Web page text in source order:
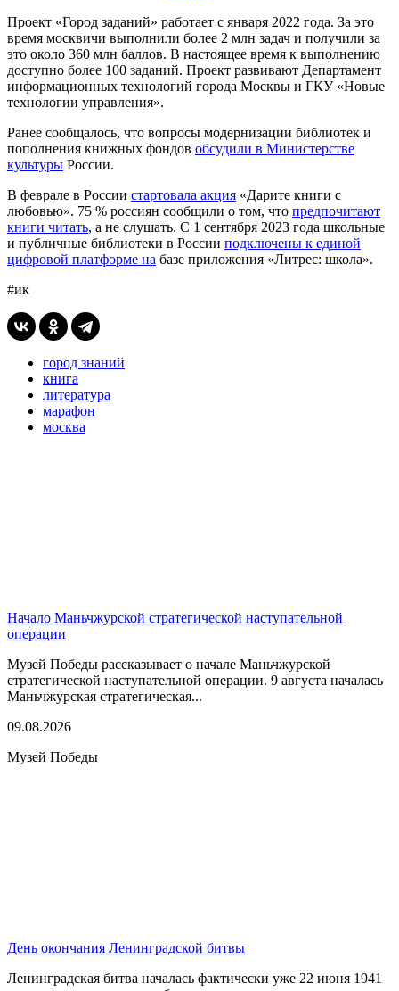
Проект «Город заданий» работает с января 2022 года. За это
время москвичи выполнили более 2 млн задач и получили за
это около 360 млн баллов. В настоящее время к выполнению
доступно более 100 заданий. Проект развивают Департамент
информационных технологий города Москвы и ГКУ «Новые
технологии управления».
Ранее сообщалось, что вопросы модернизации библиотек и
пополнения книжных фондов обсудили в Министерстве
культуры России.
В феврале в России стартовала акция «Дарите книги с
любовью». 75 % россиян сообщили о том, что предпочитают
книги читать, а не слушать. C 1 сентября 2023 года школьные
и публичные библиотеки в России подключены к единой
цифровой платформе на базе приложения «Литрес: школа».
#ик
город знаний
книга
литература
марафон
москва
Начало Маньчжурской стратегической наступательной
операции
Музей Победы рассказывает о начале Маньчжурской
стратегической наступательной операции. 9 августа началась
Маньчжурская стратегическая...
09.08.2026
Музей Победы
День окончания Ленинградской битвы
Ленинградская битва началась фактически уже 22 июня 1941